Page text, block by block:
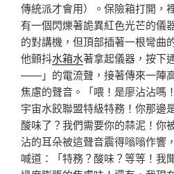
傳統派才會用）。保險箱打開，
有一個閃爍著詭異紅色光芒的儀
的對講機，但頂部插著一根彎曲
他顫抖水箱水著拿起儀器，按下
——」的電流聲，接著傳來一陣
焦慮的聲音。「喂！是廖沾沾嗎
宇宙水餃聯盟特級特務！你那邊
酸味了？我們需要你的蒜泥！你
沾的耳朵被這聲音震得嗡嗡作響
喊道：「特務？酸味？等等！我